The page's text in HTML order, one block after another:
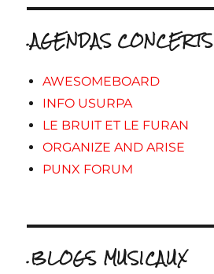
.AGENDAS CONCERTS
AWESOMEBOARD
INFO USURPA
LE BRUIT ET LE FURAN
ORGANIZE AND ARISE
PUNX FORUM
.BLOGS MUSICAUX